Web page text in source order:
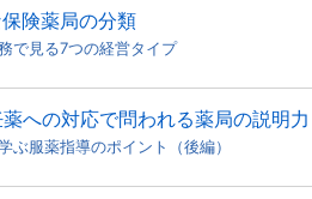
険薬局の分類
で見る7つの経営タイプ
への対応で問われる薬局の説明力
ぶ服薬指導のポイント（後編）